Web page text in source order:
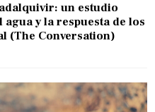
un estudio
y la respuesta de los
(The Conversation)